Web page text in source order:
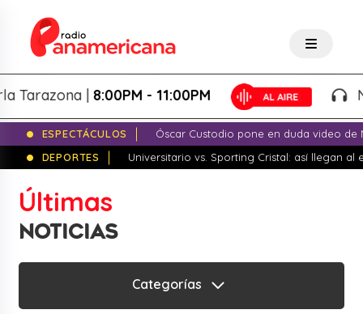
Tarazona |8:00PM - 11:00PM
ESPECTÁCULOS
Óscar Custodio pone en duda video de
DEPORTES
Universitario vs. Sporting Cristal: así llegan al
Últimas
NOTICIAS
Categorías